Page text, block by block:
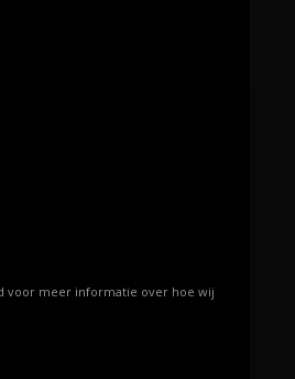
voor meer informatie over hoe wij